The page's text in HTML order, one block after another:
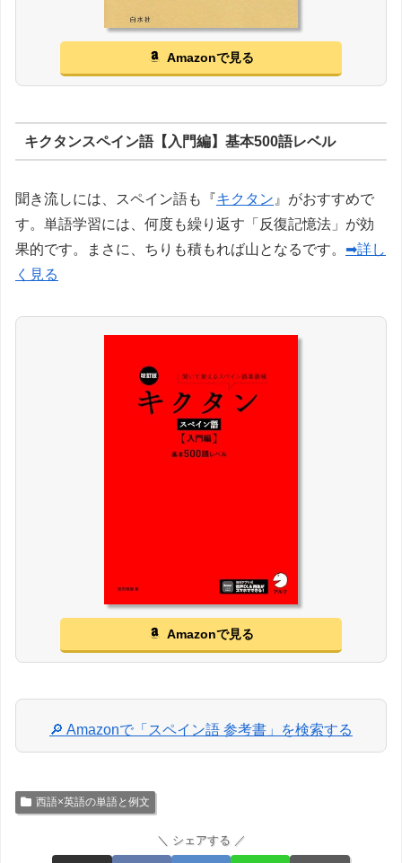
Amazonで見る
キクタンスペイン語【入門編】基本500語レベル
聞き流しには、スペイン語も『キクタン 』がおすすめで
す。単語学習には、何度も繰り返す「反復記憶法」が効
果的です。まさに、ちりも積もれば山となるです。 ➡詳し
く見る
Amazonで見る
🔎 Amazonで「スペイン語 参考書」を検索する
西語×英語の単語と例文
＼ シェアする ／